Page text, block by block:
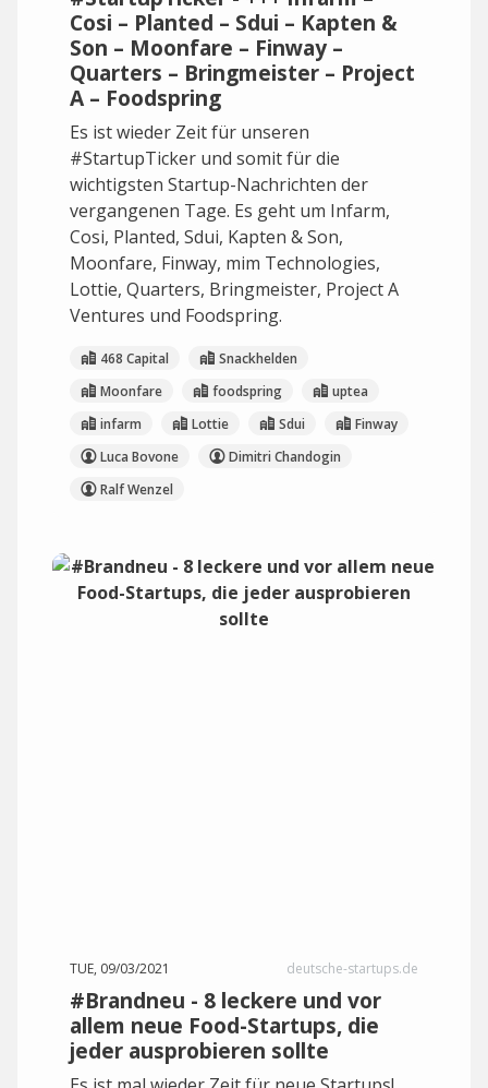
Cosi – Planted – Sdui – Kapten &
Son – Moonfare – Finway –
Quarters – Bringmeister – Project
A – Foodspring
Es ist wieder Zeit für unseren
#StartupTicker und somit für die
wichtigsten Startup-Nachrichten der
vergangenen Tage. Es geht um Infarm,
Cosi, Planted, Sdui, Kapten & Son,
Moonfare, Finway, mim Technologies,
Lottie, Quarters, Bringmeister, Project A
Ventures und Foodspring.
468 Capital
Snackhelden
Moonfare
foodspring
uptea
infarm
Lottie Sdui
Finway
Luca Bovone
Dimitri Chandogin
Ralf Wenzel
TUE, 09/03/2021 deutsche-startups.de
#Brandneu - 8 leckere und vor
allem neue Food-Startups, die
jeder ausprobieren sollte